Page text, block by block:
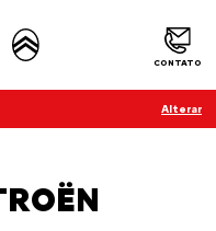
CONTATO
Alterar